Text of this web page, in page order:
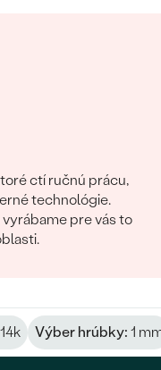
ctí ručnú prácu,
technológie.
vyrábame pre vás to
14k Výber hrúbky: 1